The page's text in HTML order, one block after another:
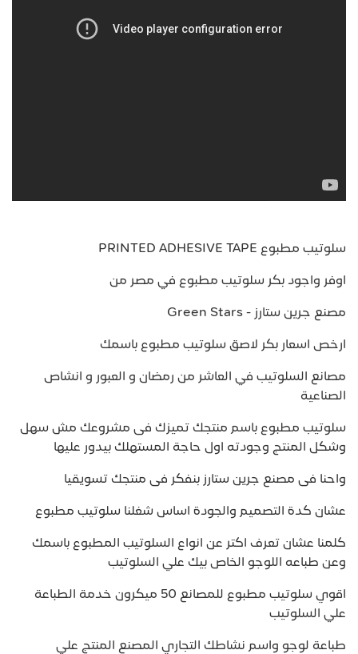
سلوتيب مطبوع PRINTED ADHESIVE TAPE
اوفر واجود بكر سلوتيب مطبوع في مصر من
مصنع جرين ستارز - Green Stars
ارخص اسعار بكر لاصق سلوتيب مطبوع باسمك
مصانع السلوتيب في العاشر من رمضان و العبور و انشاص
الصناعية
سلوتيب مطبوع باسم منتجك تميزك فى مشروعك مش سهل
وشكل المنتج وجودته اول حاجة المستهلك بيدور عليها
واحنا فى مصنع جرين ستارز بنفكر فى منتجك تسويقيا
عشان كدة التصميم والجودة اساس شغلنا سلوتيب مطبوع
كلمنا عشان تعرف اكتر عن انواع السلوتيب المطبوع باسمك
وعن طباعه اللوجو الخاص بيك علي السلوتيب
اقوي سلوتيب مطبوع للمصانع 50 ميكرون خدمة الطباعة
علي السلوتيب
طباعة لوجو واسم نشاطك التجاري المصنع المنتج علي